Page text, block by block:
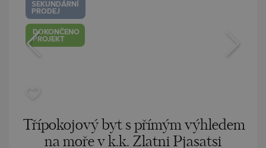
SEKUNDÁRNÍ
PRODEJ
DOKONČENO
PROJEKT
Třípokojový byt s přímým výhledem
na moře v k.k. Zlatni Pjasatsi